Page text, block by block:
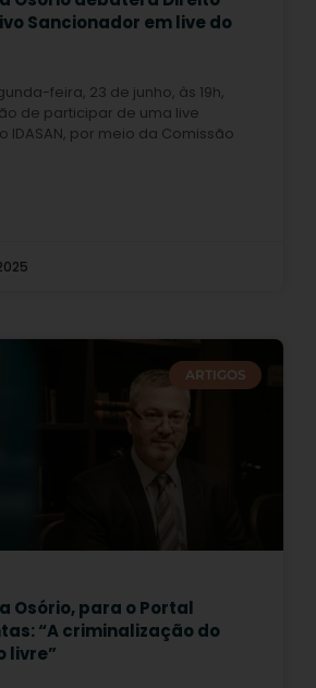
Sancionador em live do
feira, 23 de junho, às 19h,
de participar de uma live
IDASAN, por meio da Comissão
ARTIGOS
Osório, para o Portal
“A criminalização do
livre”